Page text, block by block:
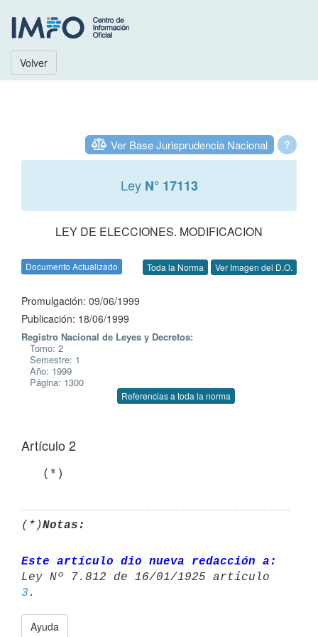
Volver
?
Ver Base Jurisprudencia Nacional
Ley N° 17113
LEY DE ELECCIONES. MODIFICACION
Documento Actualizado Toda la Norma Ver Imagen del D.O.
Promulgación: 09/06/1999
Publicación: 18/06/1999
Registro Nacional de Leyes y Decretos:
Tomo: 2
Semestre: 1
Año: 1999
Página: 1300
Referencias a toda la norma
Artículo 2
   (*)
(*)Notas:
Este artículo dio nueva redacción a:
Ley Nº 7.812 de 16/01/1925 artículo
3
Ayuda